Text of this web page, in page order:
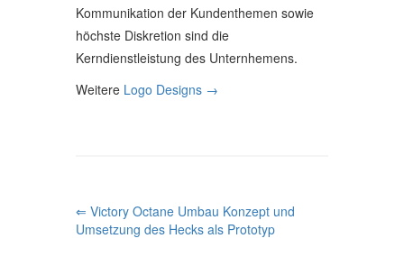
Kommunikation der Kundenthemen sowie
höchste Diskretion sind die
Kerndienstleistung des Unternhemens.
Weitere Logo Designs →
P
O
⇐ Victory Octane Umbau Konzept und
Umsetzung des Hecks als Prototyp